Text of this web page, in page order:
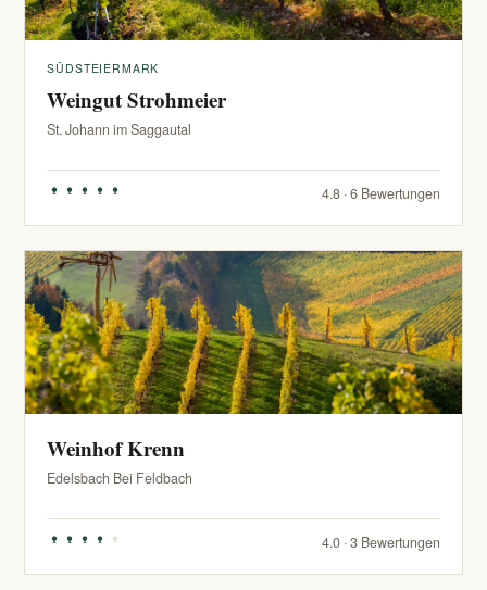
SÜDSTEIERMARK
Weingut Strohmeier
St. Johann im Saggautal
4.8 · 6 Bewertungen
Weinhof Krenn
Edelsbach Bei Feldbach
4.0 · 3 Bewertungen